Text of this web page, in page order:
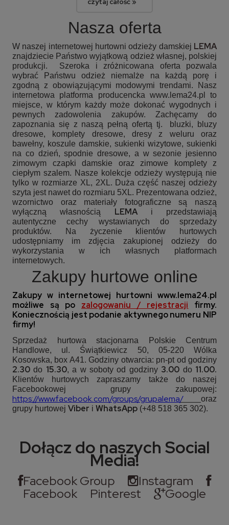
Nasza oferta
W naszej internetowej hurtowni odzieży damskiej LEMA
znajdziecie Państwo wyjątkową odzież własnej, polskiej
produkcji. Szeroka i zróżnicowana oferta pozwala
wybrać Państwu odzież niemalże na każdą porę i
zgodną z obowiązującymi modowymi trendami. Nasz
internetowa platforma producencka www.lema24.pl to
miejsce, w którym każdy może dokonać wygodnych i
pewnych zadowolenia zakupów. Zachęcamy do
zapoznania się z naszą pełną ofertą tj.
bluzki, bluzy
dresowe, komplety dresowe, dresy z weluru oraz
bawełny, koszule damskie, sukienki wizytowe, sukienki
na co dzień, spodnie dresowe, a w sezonie jesienno
zimowym czapki damskie oraz zimowe komplety z
ciepłym szalem. Nasze kolekcje odzieży występują nie
tylko w rozmiarze XL, 2XL. Duża część naszej odzieży
szyta jest nawet do rozmiaru 5XL. Prezentowana odzież,
wzornictwo oraz materiały fotograficzne są naszą
wyłączną własnością LEMAi przedstawiają
autentyczne cechy wystawianych do sprzedaży
produktów. Na życzenie klientów hurtowych
udostępniamy im zdjęcia zakupionej odzieży do
wykorzystania w ich własnych platformach
internetowych.
Zakupy hurtowe online
Zakupy w internetowej hurtowni www.lema24.pl
możliwe są po zalogowaniu / rejestracji firmy.
Koniecznością jest podanie aktywnego numeru NIP
firmy!
Sprzedaż hurtowa stacjonarna Polskie Centrum
Handlowe, ul. Świątkiewicz 50, 05-220 Wólka
Kosowska, box A41. Godziny otwarcia: pn-pt od godziny
2.30 do 15.30, a w soboty od godziny 3.00 do 11.00.
Klientów hurtowych zapraszamy także do naszej
Facebookowej grupy zakupowej:
https://www.facebook.com/groups/grupalema/
oraz
grupy hurtowej Viber i WhatsApp (+48 518 365 302).
Dołącz do naszych Social
Media!
Facebook Group
Instagram
Facebook
Pinterest Google